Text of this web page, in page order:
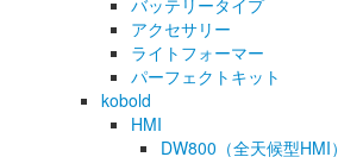
バッテリータイプ
アクセサリー
ライトフォーマー
パーフェクトキット
kobold
HMI
DW800（全天候型HMI）